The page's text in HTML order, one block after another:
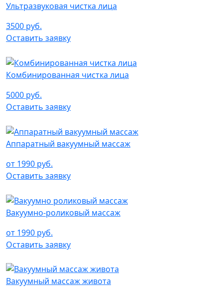
Ультразвуковая чистка лица
3500 руб.
Оставить заявку
Комбинированная чистка лица
5000 руб.
Оставить заявку
Аппаратный вакуумный массаж
от 1990 руб.
Оставить заявку
Вакуумно-роликовый массаж
от 1990 руб.
Оставить заявку
Вакуумный массаж живота